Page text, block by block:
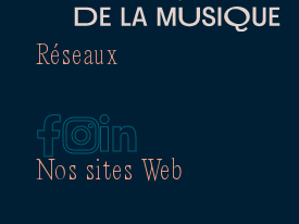
Nos sites Web
Réseaux